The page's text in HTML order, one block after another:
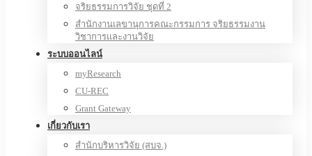
จริยธรรมการวิจัย ชุดที่ 2
สำนักงานเลขานุการคณะกรรมการ จริยธรรมงาน
วิชาการและงานวิจัย
ระบบออนไลน์
myResearch
CU-REC
Grant Gateway
เกี่ยวกับเรา
สำนักบริหารวิจัย (สบจ.)